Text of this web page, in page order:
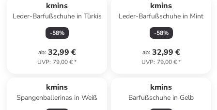
kmins
Leder-Barfußschuhe in Türkis
-58%
ab: 32,99 €
UVP: 79,00 €*
kmins
Leder-Barfußschuhe in Mint
-58%
ab: 32,99 €
UVP: 79,00 €*
kmins
Spangenballerinas in Weiß
kmins
Barfußschuhe in Gelb